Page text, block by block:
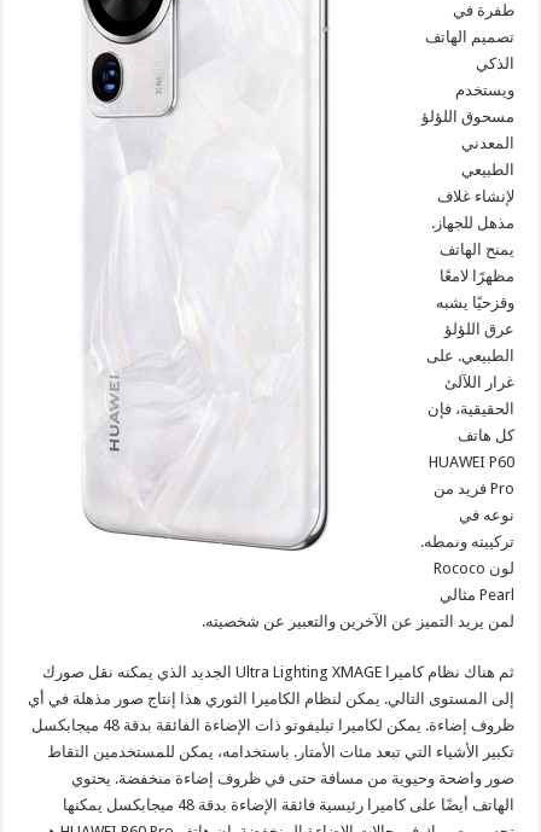
طفرة في
تصميم الهاتف
الذكي
ويستخدم
مسحوق اللؤلؤ
المعدني
الطبيعي
لإنشاء غلاف
مذهل للجهاز.
يمنح الهاتف
مظهرًا لامعًا
وقزحيًا يشبه
عرق اللؤلؤ
الطبيعي. على
غرار اللآلئ
الحقيقية، فإن
كل هاتف
HUAWEI P60
Pro فريد من
نوعه في
تركيبته ونمطه.
لون Rococo
Pearl مثالي
لمن يريد التميز عن الآخرين والتعبير عن شخصيته.
ثم هناك نظام كاميرا Ultra Lighting XMAGE الجديد الذي يمكنه نقل صورك
إلى المستوى التالي. يمكن لنظام الكاميرا الثوري هذا إنتاج صور مذهلة في أي
ظروف إضاءة. يمكن لكاميرا تيليفوتو ذات الإضاءة الفائقة بدقة 48 ميجابكسل
تكبير الأشياء التي تبعد مئات الأمتار. باستخدامه، يمكن للمستخدمين التقاط
صور واضحة وحيوية من مسافة حتى في ظروف إضاءة منخفضة. يحتوي
الهاتف أيضًا على كاميرا رئيسية فائقة الإضاءة بدقة 48 ميجابكسل يمكنها